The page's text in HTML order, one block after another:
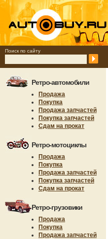
Поиск по сайту
Ретро-автомобили
Продажа
Покупка
Продажа запчастей
Покупка запчастей
Сдам на прокат
Ретро-мотоциклы
Продажа
Покупка
Продажа запчастей
Покупка запчастей
Сдам на прокат
Ретро-грузовики
Продажа
Покупка
Продажа запчастей